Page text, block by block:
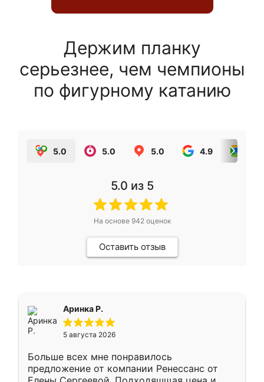
Держим планку
серьезнее, чем чемпионы
по фигурному катанию
5.0 5.0 5.0 4.9
5.0 из 5
На основе 942оценок
Оставить отзыв
Аринка Р.
5 августа 2026
Больше всех мне понравилось
предложение от компании Ренессанс от